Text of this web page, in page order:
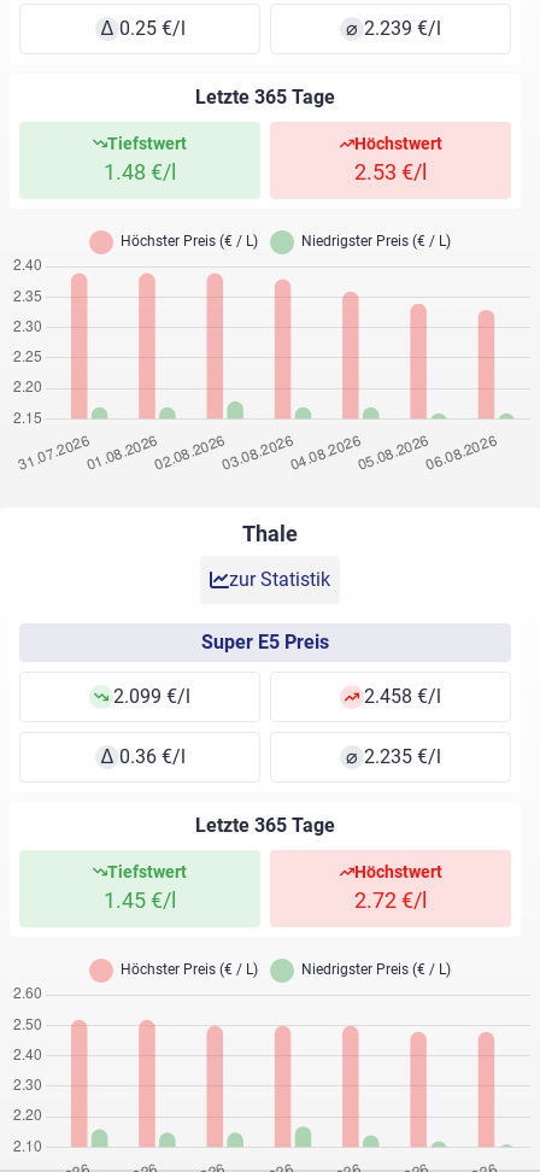
∆ 0.25 €/l ⌀ 2.239 €/l
Letzte 365 Tage
Tiefstwert
1.48 €/l
Höchstwert
2.53 €/l
Thale
zur Statistik
Super E5 Preis
2.099 €/l 2.458 €/l
∆ 0.36 €/l ⌀ 2.235 €/l
Letzte 365 Tage
Tiefstwert
1.45 €/l
Höchstwert
2.72 €/l